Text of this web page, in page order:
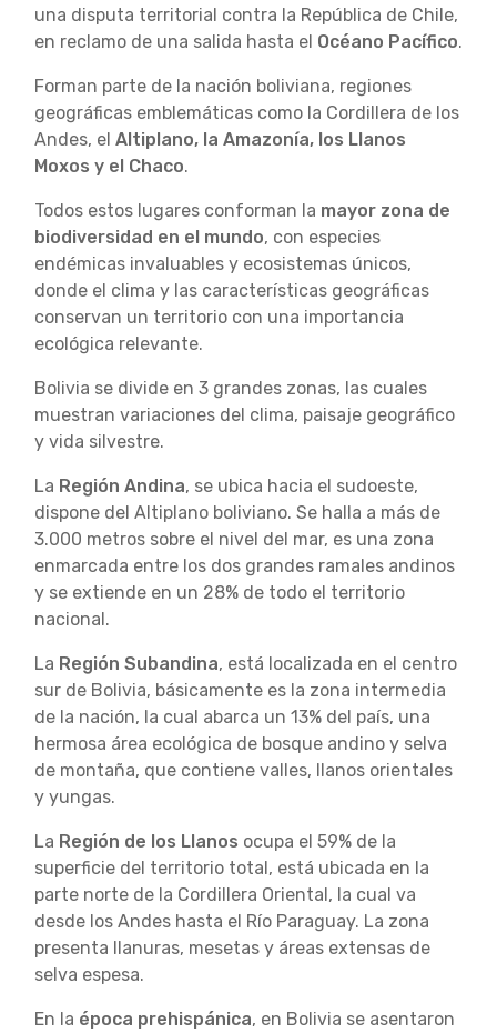
una disputa territorial contra la República de Chile,
en reclamo de una salida hasta el Océano Pacífico.
Forman parte de la nación boliviana, regiones
geográficas emblemáticas como la Cordillera de los
Andes, el Altiplano, la Amazonía, los Llanos
Moxos y el Chaco.
Todos estos lugares conforman la mayor zona de
biodiversidad en el mundo, con especies
endémicas invaluables y ecosistemas únicos,
donde el clima y las características geográficas
conservan un territorio con una importancia
ecológica relevante.
Bolivia se divide en 3 grandes zonas, las cuales
muestran variaciones del clima, paisaje geográfico
y vida silvestre.
La Región Andina, se ubica hacia el sudoeste,
dispone del Altiplano boliviano. Se halla a más de
3.000 metros sobre el nivel del mar, es una zona
enmarcada entre los dos grandes ramales andinos
y se extiende en un 28% de todo el territorio
nacional.
La Región Subandina, está localizada en el centro
sur de Bolivia, básicamente es la zona intermedia
de la nación, la cual abarca un 13% del país, una
hermosa área ecológica de bosque andino y selva
de montaña, que contiene valles, llanos orientales
y yungas.
La Región de los Llanos ocupa el 59% de la
superficie del territorio total, está ubicada en la
parte norte de la Cordillera Oriental, la cual va
desde los Andes hasta el Río Paraguay. La zona
presenta llanuras, mesetas y áreas extensas de
selva espesa.
En la época prehispánica, en Bolivia se asentaron